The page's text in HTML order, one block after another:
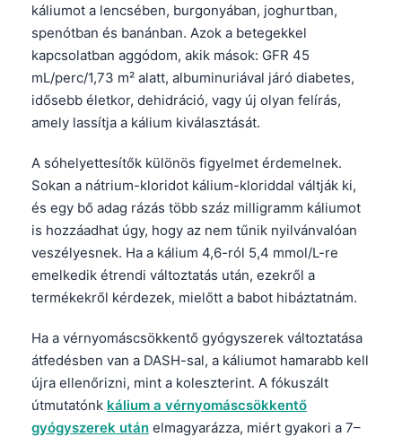
káliumot a lencsében, burgonyában, joghurtban,
spenótban és banánban. Azok a betegekkel
kapcsolatban aggódom, akik mások: GFR 45
mL/perc/1,73 m² alatt, albuminuriával járó diabetes,
idősebb életkor, dehidráció, vagy új olyan felírás,
amely lassítja a kálium kiválasztását.
A sóhelyettesítők különös figyelmet érdemelnek.
Sokan a nátrium-kloridot kálium-kloriddal váltják ki,
és egy bő adag rázás több száz milligramm káliumot
is hozzáadhat úgy, hogy az nem tűnik nyilvánvalóan
veszélyesnek. Ha a kálium 4,6-ról 5,4 mmol/L-re
emelkedik étrendi változtatás után, ezekről a
termékekről kérdezek, mielőtt a babot hibáztatnám.
Ha a vérnyomáscsökkentő gyógyszerek változtatása
átfedésben van a DASH-sal, a káliumot hamarabb kell
újra ellenőrizni, mint a koleszterint. A fókuszált
útmutatónk kálium a vérnyomáscsökkentő
gyógyszerek után elmagyarázza, miért gyakori a 7–